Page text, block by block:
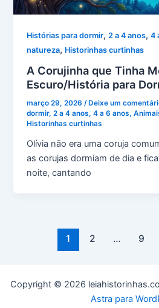
Histórias para dormir, 2 a 4 anos,4
natureza, Historinhas curtinhas
A Corujinha que Tinha
Escuro/História para
março 29, 2026/ Deixe um
dormir,2 a 4 anos,4 a 6 anos,
Historinhas curtinhas
Olívia não era uma coruja
as corujas dormiam de dia e
noite, cantando
1 2 … 9
Copyright © 2026
Astra para